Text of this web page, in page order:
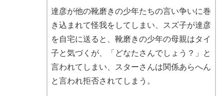
達彦が他の靴磨きの少年たちの言い争いに巻
き込まれて怪我をしてしまい、スズ子が達彦
を自宅に送ると、靴磨きの少年の母親はタイ
子と気づくが、「どなたさんでしょう？」と
言われてしまい、スターさんは関係あらへん
と言われ拒否されてしまう。